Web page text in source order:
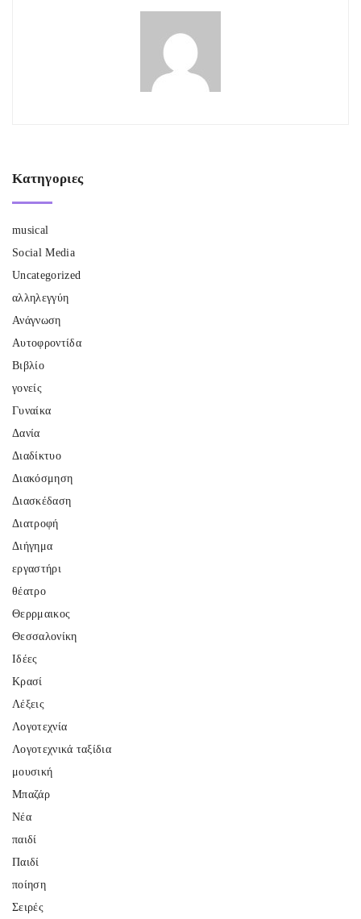
Κατηγοριες
musical
Social Media
Uncategorized
αλληλεγγύη
Ανάγνωση
Αυτοφροντίδα
Βιβλίο
γονείς
Γυναίκα
Δανία
Διαδίκτυο
Διακόσμηση
Διασκέδαση
Διατροφή
Διήγημα
εργαστήρι
θέατρο
Θερρμαικος
Θεσσαλονίκη
Ιδέες
Κρασί
Λέξεις
Λογοτεχνία
Λογοτεχνικά ταξίδια
μουσική
Μπαζάρ
Νέα
παιδί
Παιδί
ποίηση
Σειρές